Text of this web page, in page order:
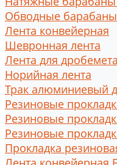
Обводные барабаны
Лента конвейерная
Шевронная лента
Лента для дробемета
Норийная лента
Трак алюминиевый
Резиновые
Резиновые
Резиновые
Прокладка